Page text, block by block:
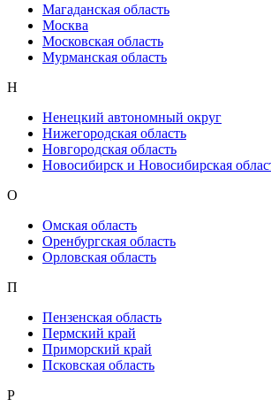
Магаданская область
Москва
Московская область
Мурманская область
Н
Ненецкий автономный округ
Нижегородская область
Новгородская область
Новосибирск и Новосибирская
О
Омская область
Оренбургская область
Орловская область
П
Пензенская область
Пермский край
Приморский край
Псковская область
Р